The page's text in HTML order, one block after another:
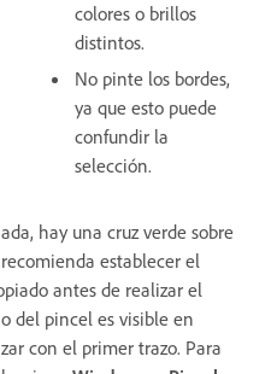
colores o brillos
distintos.
No pinte los bordes,
ya que esto puede
confundir la
selección.
hay una cruz verde sobre
establecer el
antes de realizar el
del pincel es visible en
con el primer trazo. Para